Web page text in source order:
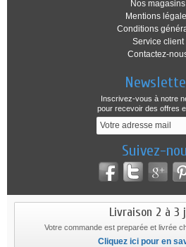
Nos magasins
Mentions
Conditions
Service client
Contactez-
Inscrivez-vous à notre
pour recevoir des offres
Suivez-
Livraison 2 à 3
Votre commande est preparée et livrée
Cliquez ici pour en